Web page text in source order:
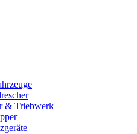
& Triebwerk